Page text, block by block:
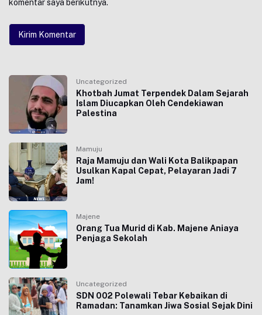
komentar saya berikutnya.
Uncategorized
Khotbah Jumat Terpendek Dalam Sejarah
Islam Diucapkan Oleh Cendekiawan
Palestina
Mamuju
Raja Mamuju dan Wali Kota Balikpapan
Usulkan Kapal Cepat, Pelayaran Jadi 7
Jam!
Majene
Orang Tua Murid di Kab. Majene Aniaya
Penjaga Sekolah
Uncategorized
SDN 002 Polewali Tebar Kebaikan di
Ramadan: Tanamkan Jiwa Sosial Sejak Dini